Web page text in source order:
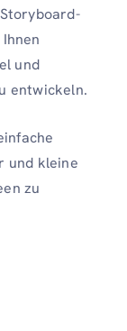
und
entwickeln.
und kleine
zu